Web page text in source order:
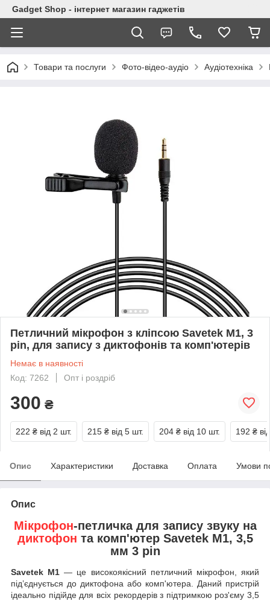
Gadget Shop - інтернет магазин гаджетів
Товари та послуги Фото-відео-аудіо Аудіотехніка
Петличний мікрофон з кліпсою Savetek M1, 3
pin, для запису з диктофонів та комп'ютерів
Немає в наявності
Код: 7262
Опт і роздріб
300 ₴
222 ₴ від 2 шт. 215 ₴ від 5 шт. 204 ₴ від 10 шт. 192 ₴
Опис Характеристики Доставка Оплата Умови
Опис
Мікрофон-петличка для запису звуку на
диктофон та комп'ютер Savetek M1, 3,5
мм 3 pin
Savetek M1 — це високоякісний петличний мікрофон, який
під’єднується до диктофона або комп'ютера. Даний пристрій
ідеально підійде для всіх рекордерів з підтримкою роз'єму 3,5